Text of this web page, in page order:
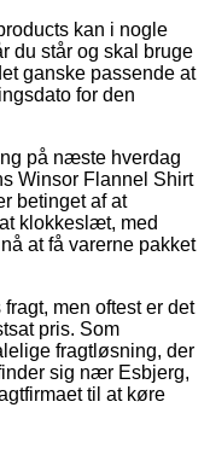
kan i nogle
du står og skal bruge
ganske passende at
for den
på næste hverdag
Winsor Flannel Shirt
betinget af at
klokkeslæt, med
at få varerne pakket
men oftest er det
pris. Som
fragtløsning, der
sig nær Esbjerg,
til at køre